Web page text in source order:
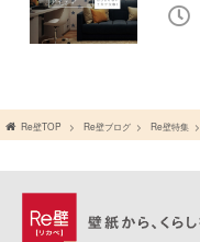
Re壁TOP Re壁ブログ Re壁特集